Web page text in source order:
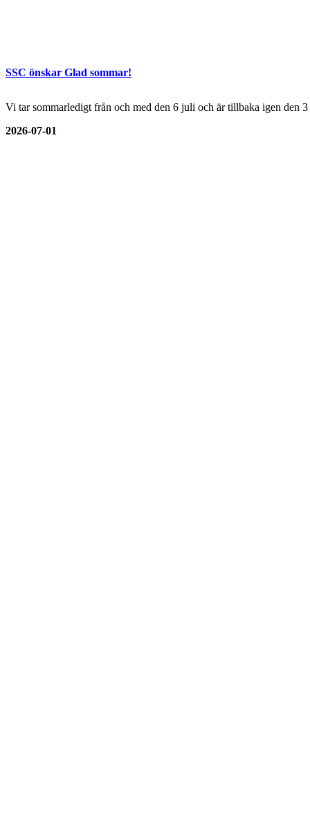
SSC önskar Glad sommar!
Vi tar sommarledigt från och med den 6 juli och är tillbaka igen den
2026-07-01